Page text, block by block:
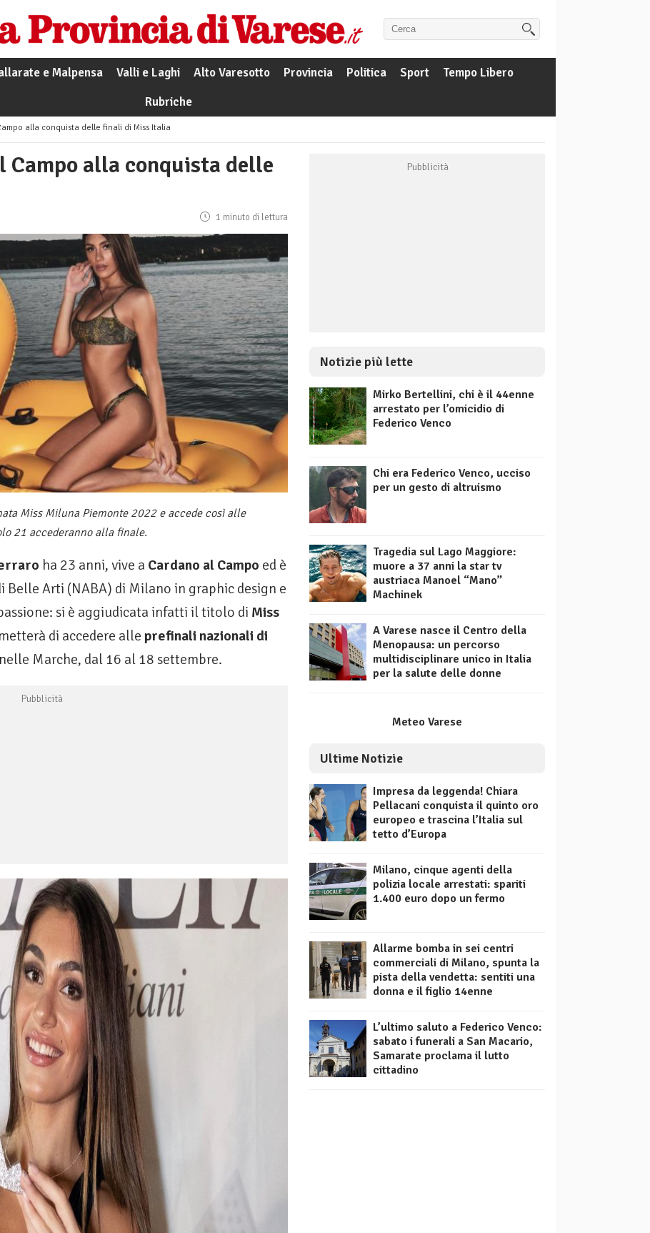
e Malpensa Valli e Laghi Alto Varesotto Provincia Politica Sport
Tempo Libero
Rubriche
alla conquista delle finali di Miss Italia
Campo alla conquista delle
1 minuto di lettura
Miss Miluna Piemonte 2022 e accede così alle
21 accederanno alla finale.
ha 23 anni, vive a Cardano al Campo ed è
Belle Arti (NABA) di Milano in graphic design e
si è aggiudicata infatti il titolo di Miss
di accedere alle prefinali nazionali di
Marche, dal 16 al 18 settembre.
Notizie più lette
Mirko Bertellini, chi è il 44enne
arrestato per l’omicidio di
Federico Venco
Chi era Federico Venco, ucciso
per un gesto di altruismo
Tragedia sul Lago Maggiore:
muore a 37 anni la star tv
austriaca Manoel “Mano”
Machinek
A Varese nasce il Centro della
Menopausa: un percorso
multidisciplinare unico in Italia
per la salute delle donne
Meteo Varese
Ultime Notizie
Impresa da leggenda! Chiara
Pellacani conquista il quinto oro
europeo e trascina l’Italia sul
tetto d’Europa
Milano, cinque agenti della
polizia locale arrestati: spariti
1.400 euro dopo un fermo
Allarme bomba in sei centri
commerciali di Milano, spunta la
pista della vendetta: sentiti una
donna e il figlio 14enne
L’ultimo saluto a Federico Venco:
sabato i funerali a San Macario,
Samarate proclama il lutto
cittadino